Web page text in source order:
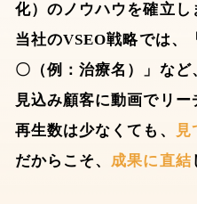
化）のノウハウを確立し
当社のVSEO戦略では、
〇（例：治療名）」など
見込み顧客に動画でリー
再生数は少なくても、
だからこそ、 成果に直結